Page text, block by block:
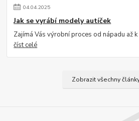
04.04.2025
Jak se vyrábí modely autíček
Zajímá Vás výrobní proces od nápadu až
číst celé
Zobrazit všechny